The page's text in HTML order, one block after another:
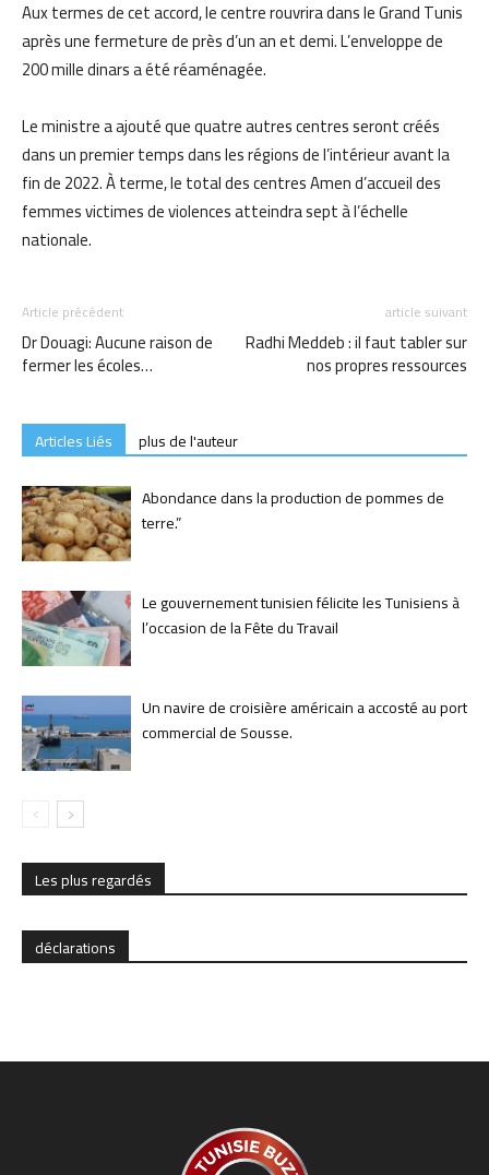
Aux termes de cet accord, le centre rouvrira dans le Grand Tunis
après une fermeture de près d’un an et demi. L’enveloppe de
200 mille dinars a été réaménagée.
Le ministre a ajouté que quatre autres centres seront créés
dans un premier temps dans les régions de l’intérieur avant la
fin de 2022. À terme, le total des centres Amen d’accueil des
femmes victimes de violences atteindra sept à l’échelle
nationale.
Article précédent
Dr Douagi: Aucune raison de
fermer les écoles…
article suivant
Radhi Meddeb : il faut tabler sur
nos propres ressources
Articles Liés
plus de l'auteur
Abondance dans la production de pommes de
terre.”
Le gouvernement tunisien félicite les Tunisiens à
l’occasion de la Fête du Travail
Un navire de croisière américain a accosté au port
commercial de Sousse.
Les plus regardés
déclarations